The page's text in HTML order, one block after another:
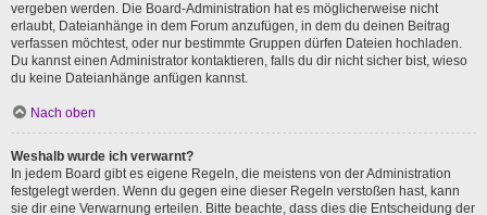
vergeben werden. Die Board-Administration hat es möglicherweise nicht
erlaubt, Dateianhänge in dem Forum anzufügen, in dem du deinen Beitrag
verfassen möchtest, oder nur bestimmte Gruppen dürfen Dateien hochladen.
Du kannst einen Administrator kontaktieren, falls du dir nicht sicher bist, wieso
du keine Dateianhänge anfügen kannst.
Nach oben
Weshalb wurde ich verwarnt?
In jedem Board gibt es eigene Regeln, die meistens von der Administration
festgelegt werden. Wenn du gegen eine dieser Regeln verstoßen hast, kann
sie dir eine Verwarnung erteilen. Bitte beachte, dass dies die Entscheidung der